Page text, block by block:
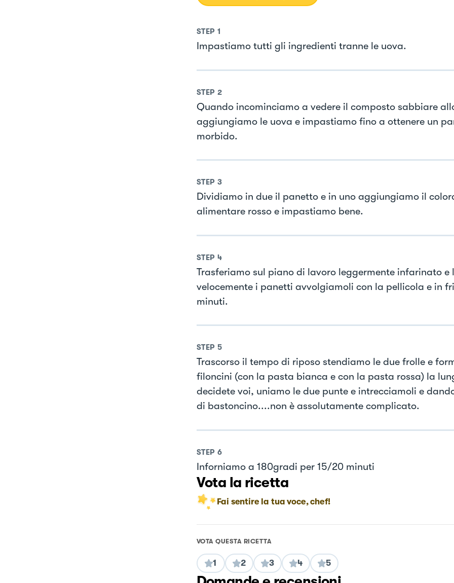
STEP 1
Impastiamo tutti gli ingredienti tranne le uova.
STEP 2
Quando incominciamo a vedere il composto sabbiare
aggiungiamo le uova e impastiamo fino a ottenere un
morbido.
STEP 3
Dividiamo in due il panetto e in uno aggiungiamo il
alimentare rosso e impastiamo bene.
STEP 4
Trasferiamo sul piano di lavoro leggermente infarinato e
velocemente i panetti avvolgiamoli con la pellicola e in
minuti.
STEP 5
Trascorso il tempo di riposo stendiamo le due frolle e
filoncini (con la pasta bianca e con la pasta rossa) la
decidete voi, uniamo le due punte e intrecciamoli e
di bastoncino....non è assolutamente complicato.
STEP 6
Inforniamo a 180gradi per 15/20 minuti
Vota la ricetta
Fai sentire la tua voce, chef!
VOTA QUESTA RICETTA
1 2 3 4 5